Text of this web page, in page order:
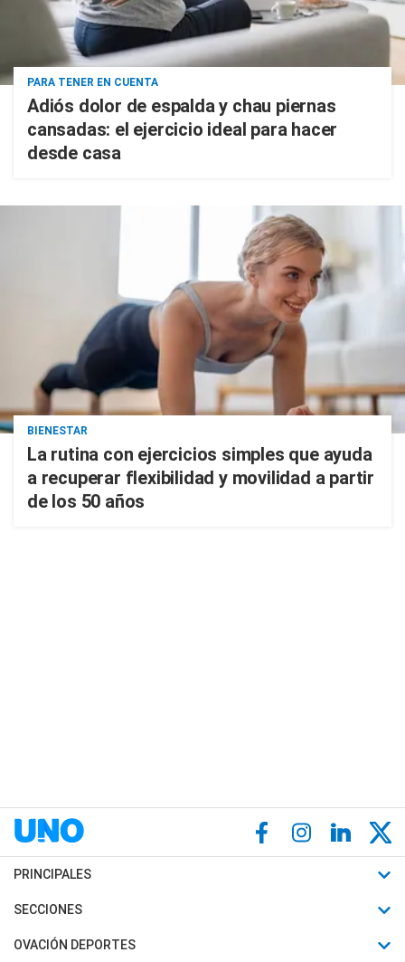
PARA TENER EN CUENTA
Adiós dolor de espalda y chau piernas
cansadas: el ejercicio ideal para hacer
desde casa
BIENESTAR
La rutina con ejercicios simples que ayuda
a recuperar flexibilidad y movilidad a partir
de los 50 años
PRINCIPALES
Últimas Noticias
Política
SECCIONES
Horóscopo
OVACIÓN DEPORTES